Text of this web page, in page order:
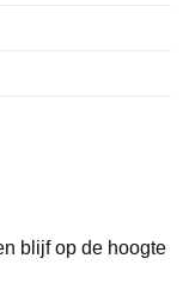
blijf op de hoogte